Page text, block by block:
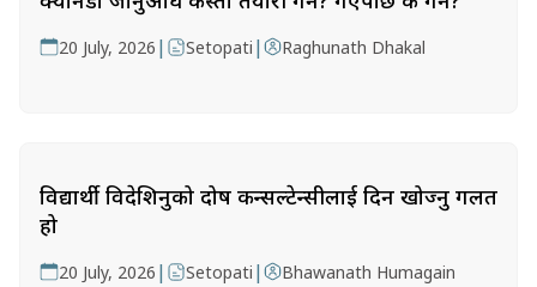
20 July, 2026 | Setopati | Raghunath Dhakal
विद्यार्थी विदेशिनुको दोष कन्सल्टेन्सीलाई दिन खोज्नु गलत
हो
20 July, 2026 | Setopati | Bhawanath Humagain